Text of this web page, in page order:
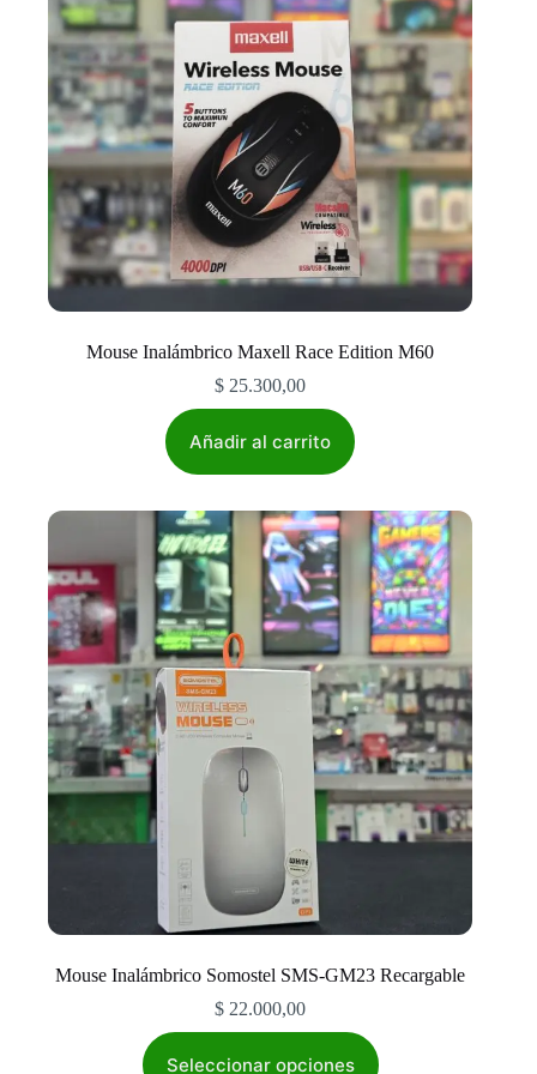
Mouse Inalámbrico Maxell Race Edition M60
$ 25.300,00
Añadir al carrito
Mouse Inalámbrico Somostel SMS-GM23 Recargable
$ 22.000,00
Seleccionar opciones
producto